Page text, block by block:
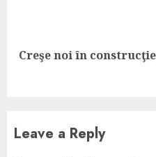
Next
Creşe noi în
Leave a Reply